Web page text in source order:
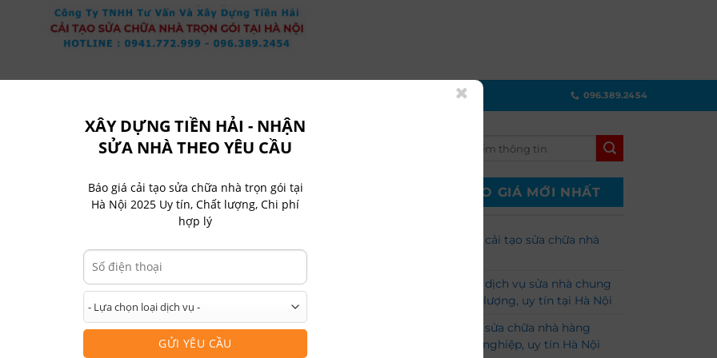
096.389.2454
tại phường Định Công
nhà khang trang đáp ứng tiện ích sống hiện đại đang ngày càng
tối ưu. Bài viết này sẽ cho bạn thấy lý do tại sao gói xây dựng
của bạn tại Định Công.
tại phường Định Công
nhu cầu nhà ở tại thủ đô do sự phát triển nhanh chóng. Tuy nhiên,
đáng kể đến việc xây dựng ở đây. Do đó, nhu cầu xây dựng hiện tại
BÁO GIÁ MỚI NHẤT
Báo giá cải tạo sửa chữa nhà
Báo giá dịch vụ sửa nhà chung
cư chất lượng, uy tín tại Hà Nội
Dịch vụ sửa chữa nhà hàng
chuyên nghiệp, uy tín Hà Nội
XÂY DỰNG TIỀN HẢI - NHẬN
SỬA NHÀ THEO YÊU CẦU
Báo giá cải tạo sửa chữa nhà trọn gói tại
Hà Nội 2025 Uy tín, Chất lượng, Chi phí
hợp lý
GỬI YÊU CẦU